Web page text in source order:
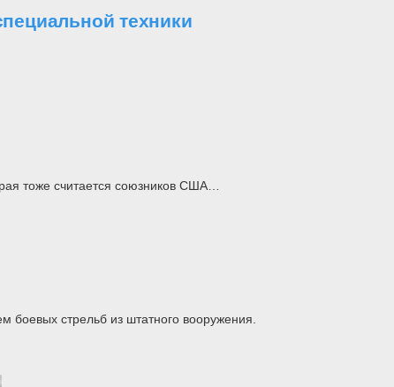
техники
тоже считается союзников США…
стрельб из штатного вооружения.